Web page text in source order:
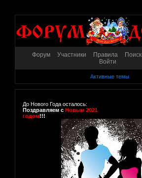
Форум Участники Правила Поиск
Войти
Активные темы
До Нового Года осталось:
Поздравляем с Новым 2021
годом!!!